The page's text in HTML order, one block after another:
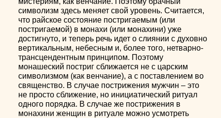
символизм здесь меняет свой уровень. Считается,
что райское состояние постригаемым (или
постригаемой) в монахи (или монахини) уже
достигнуто, и теперь речь идет о слиянии с духовно
вертикальным, небесным и, более того, нетварно-
трансцендентным принципом. Поэтому
монашеский постриг сближается не с царским
символизмом (как венчание), а с поставлением во
священство. В случае пострижения мужчин – это
не просто сближение, но инициатический ритуал
одного порядка. В случае же пострижения в
монахини женщин в ритуале можно усмотреть